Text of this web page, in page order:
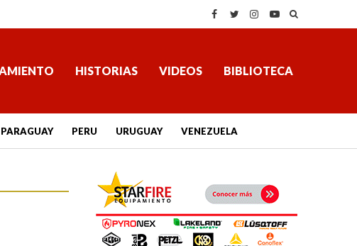
HISTORIAS VIDEOS BIBLIOTECA
PARAGUAY PERU URUGUAY VENEZUELA